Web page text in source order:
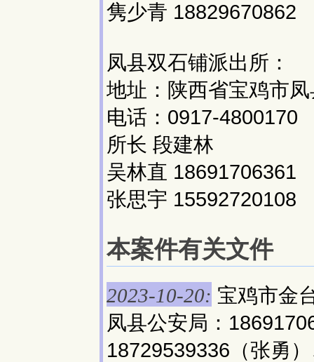
隽少青 18829670862
凤县双石铺派出所：
地址：陕西省宝鸡市
电话：0917-4800170
所长 段建林
吴林直 18691706361
张思宇 15592720108
本案件有关文件
2023-10-20: 宝鸡市金
凤县公安局：
18729539336（张勇